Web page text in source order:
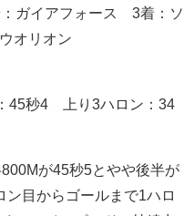
ガイアフォース 3着：ソ
オリオン
45秒4 上り3ハロン：34
が45秒5とやや後半が
目からゴールまで1ハロ